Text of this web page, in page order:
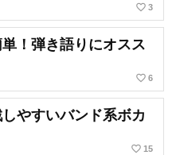
favorite_border 3
！弾き語りにオスス
favorite_border 6
やすいバンド系ボカ
favorite_border 15